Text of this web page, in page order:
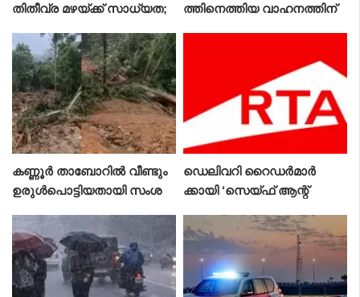
തിതീവ്ര മഴയ്ക്ക് സാധ്യത;
ലർട്ട്
ത്തിനെത്തിയ വാഹനത്തിന്
കണ്ണൂർ താബോറിൽ വീണ്ടും
ഉരുൾപൊട്ടിയതായി സംശ
റോഡ് താൽക്കാലികമായി അ
ടച്ചു
ഡെലിവറി റൈഡർമാർ
ക്കായി ‘സെയ്ഫ് ആന്റ്
യിനുമായി ദുബായ് ആർ.ടി.